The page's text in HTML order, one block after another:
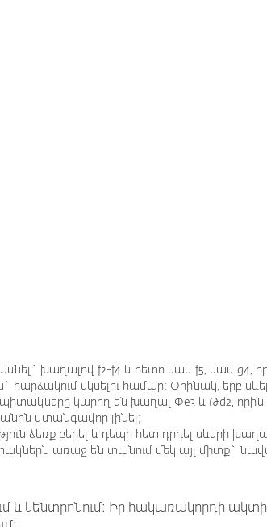
խաղալով f2-f4 և հետո կամ f5, կամ g4,
սկսելու համար: Օրինակ, երբ
կարող են խաղալ Փe3 և Թd2, որին
վտանգավոր լինել;
ձեռք բերել և դեպի հետ դրդել սևերի
առաջ են տանում մեկ այլ միտք`
կենտրոնում: Իր հակառակորդի